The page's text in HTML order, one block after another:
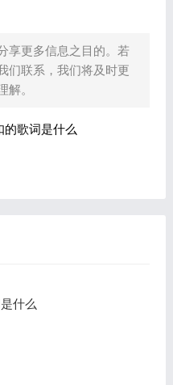
享更多信息之目的。若
们联系，我们将及时更
解。
的歌词是什么
什么